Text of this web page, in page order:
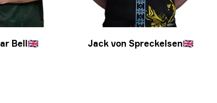
Bell🇬🇧 Jack von Spreckelsen🇬🇧